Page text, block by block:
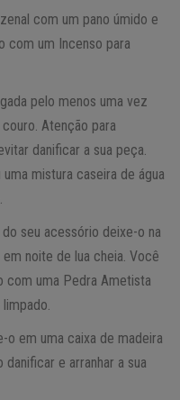
com um pano úmido e
com um Incenso para
pelo menos uma vez
Atenção para
danificar a sua peça.
mistura caseira de água
seu acessório deixe-o na
noite de lua cheia. Você
com uma Pedra Ametista
o em uma caixa de madeira
e arranhar a sua